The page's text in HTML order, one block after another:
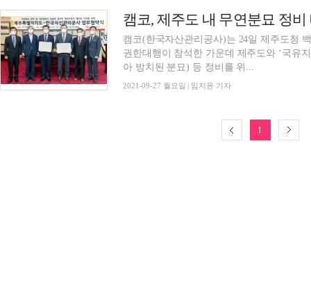
캠코, 제주도 내 무연분묘 정비
캠코(한국자산관리공사)는 24일 제주도청
권한대행이 참석한 가운데 제주도와 ‘국유
아 방치된 분묘) 등 정비를 위...
2021-09-27 월요일 | 임지윤 기자
1